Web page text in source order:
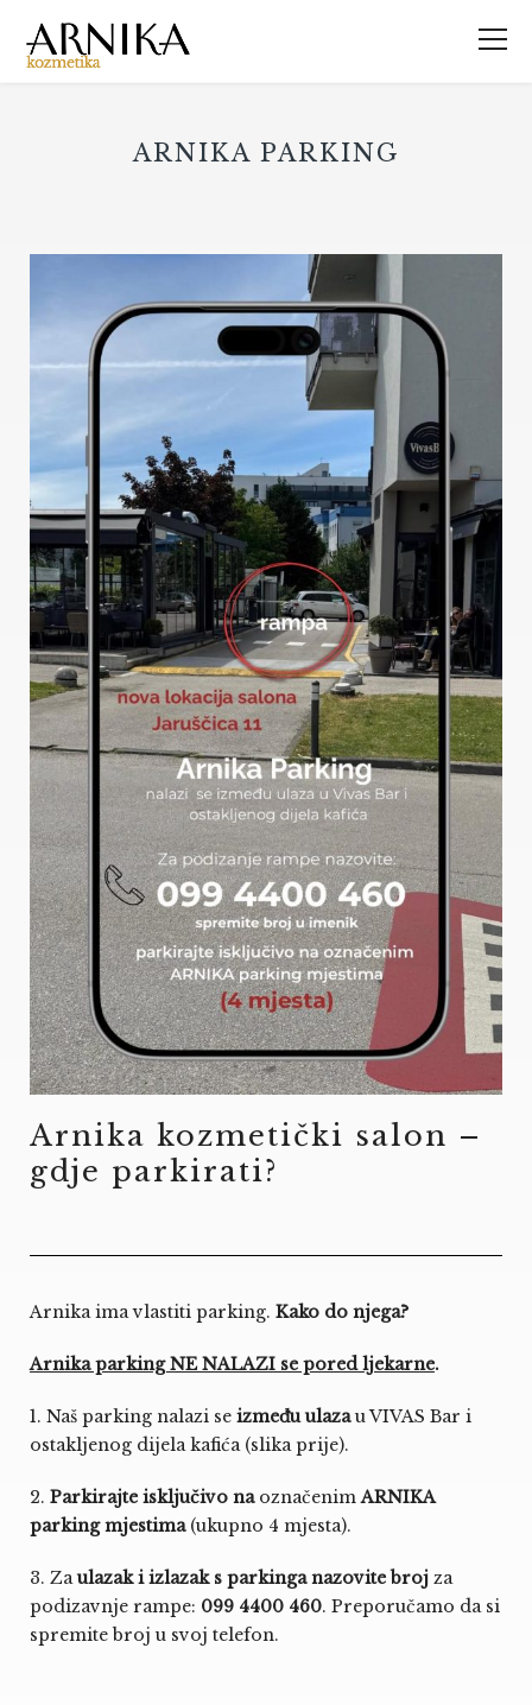
ARNIKA PARKING
Arnika kozmetički salon –
gdje parkirati?
Arnika ima vlastiti parking. Kako do njega?
Arnika parking NE NALAZI se pored ljekarne.
1. Naš parking nalazi se između ulazau VIVAS Bar i
ostakljenog dijela kafića (slika prije).
2. Parkirajte isključivo naoznačenim ARNIKA
parking mjestima(ukupno 4 mjesta).
3. Za ulazak i izlazak s parkinga nazovite broj za
podizavnje rampe: 099 4400 460. Preporučamo da si
spremite broj u svoj telefon.